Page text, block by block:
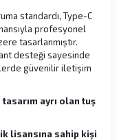
standardı, Type-C
profesyonel
tasarlanmıştır.
desteği sayesinde
güvenilir iletişim
ayrı olan tuş
lisansına sahip kişi